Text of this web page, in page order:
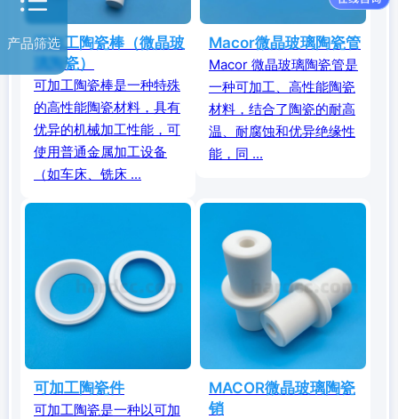
可加工陶瓷棒（微晶玻
璃陶瓷）
可加工陶瓷棒是一种特殊
的高性能陶瓷材料，具有
优异的机械加工性能，可
使用普通金属加工设备
（如车床、铣床 ...
Macor微晶玻璃陶瓷管
Macor 微晶玻璃陶瓷管是
一种可加工、高性能陶瓷
材料，结合了陶瓷的耐高
温、耐腐蚀和优异绝缘性
能，同 ...
可加工陶瓷件
可加工陶瓷是一种以可加
MACOR微晶玻璃陶瓷
销
产品筛选